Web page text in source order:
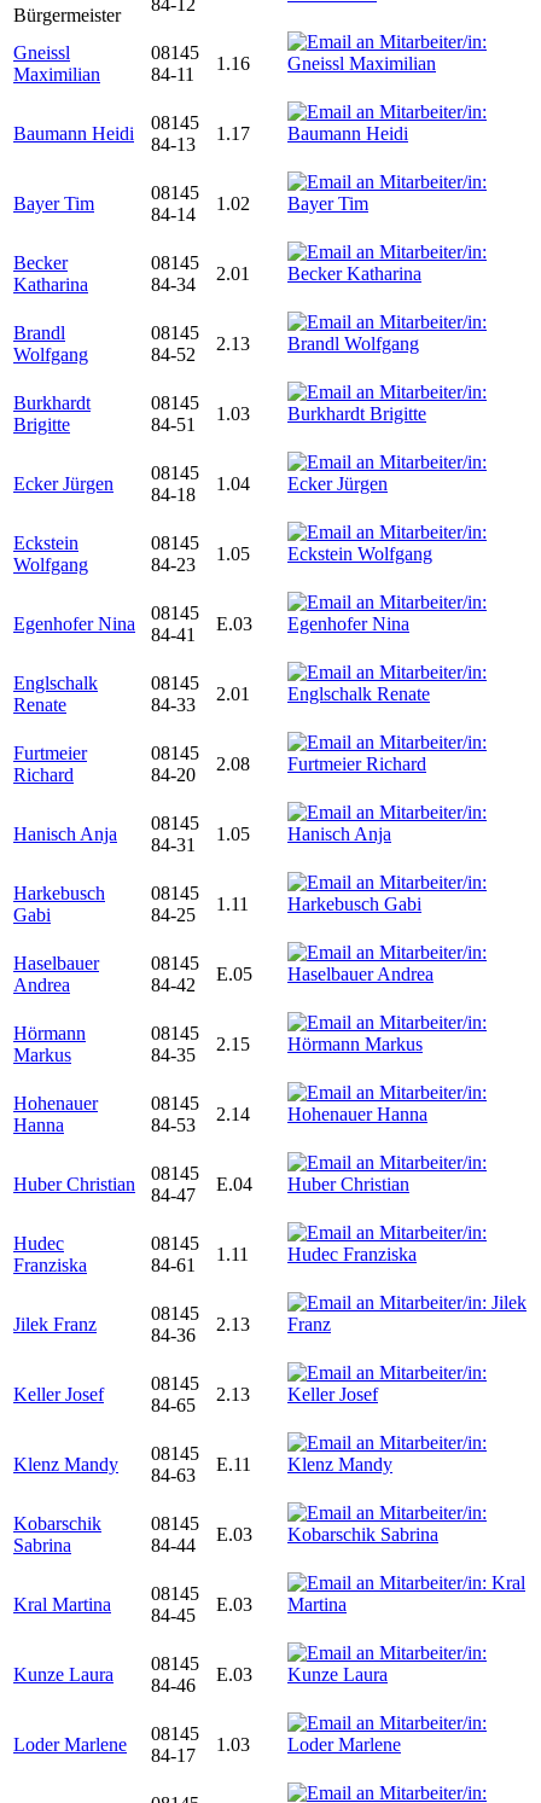
Bürgermeister
84-12
Gneissl
Maximilian
08145
84-11
1.16
Baumann Heidi
08145
84-13
1.17
Bayer Tim
08145
84-14
1.02
Becker
Katharina
08145
84-34
2.01
Brandl
Wolfgang
08145
84-52
2.13
Burkhardt
Brigitte
08145
84-51
1.03
Ecker Jürgen
08145
84-18
1.04
Eckstein
Wolfgang
08145
84-23
1.05
Egenhofer Nina
08145
84-41
E.03
Englschalk
Renate
08145
84-33
2.01
Furtmeier
Richard
08145
84-20
2.08
Hanisch Anja
08145
84-31
1.05
Harkebusch
Gabi
08145
84-25
1.11
Haselbauer
Andrea
08145
84-42
E.05
Hörmann
Markus
08145
84-35
2.15
Hohenauer
Hanna
08145
84-53
2.14
Huber Christian
08145
84-47
E.04
Hudec
Franziska
08145
84-61
1.11
Jilek Franz
08145
84-36
2.13
Keller Josef
08145
84-65
2.13
Klenz Mandy
08145
84-63
E.11
Kobarschik
Sabrina
08145
84-44
E.03
Kral Martina
08145
84-45
E.03
Kunze Laura
08145
84-46
E.03
Loder Marlene
08145
84-17
1.03